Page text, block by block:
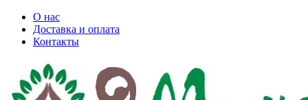
О нас
Доставка и оплата
Контакты